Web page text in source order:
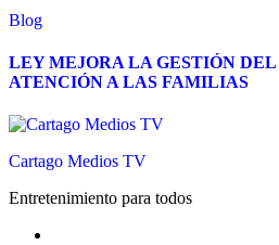
Blog
LEY MEJORA LA GESTIÓN
ATENCIÓN A LAS FAMILIAS
Cartago Medios TV
Entretenimiento para todos